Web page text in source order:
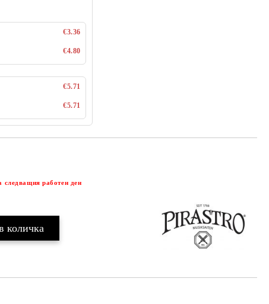
€3.36
€4.80
€5.71
€5.71
следващия работен ден